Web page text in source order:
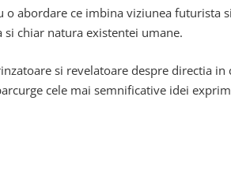
o abordare ce imbina viziunea futurista
chiar natura existentei umane.
si revelatoare despre directia in
cele mai semnificative idei